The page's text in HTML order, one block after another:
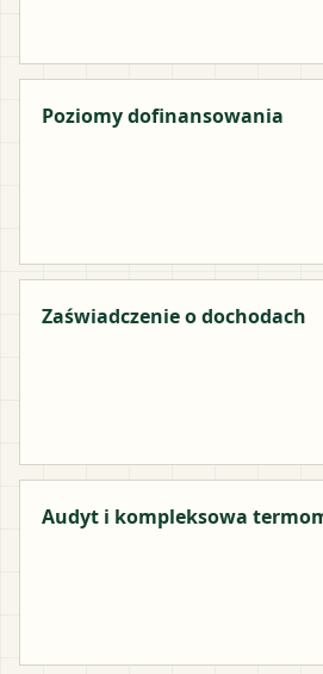
Poziomy dofinansowania
Zaświadczenie o dochodach
Audyt i kompleksowa